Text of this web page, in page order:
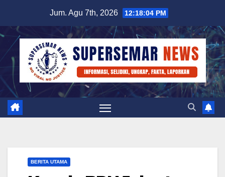
content
Jum. Agu 7th, 2026 12:18:04 PM
BERITA UTAMA